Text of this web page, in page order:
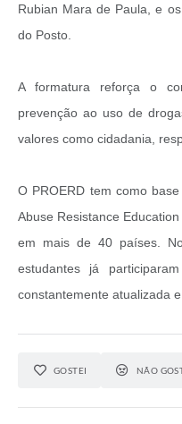
Rubian Mara de Paula, e
do Posto.
A formatura reforça o
prevenção ao uso de
valores como cidadania,
O PROERD tem como
Abuse Resistance
em mais de 40 países.
estudantes já
constantemente atualizada
GOSTEI NÃO